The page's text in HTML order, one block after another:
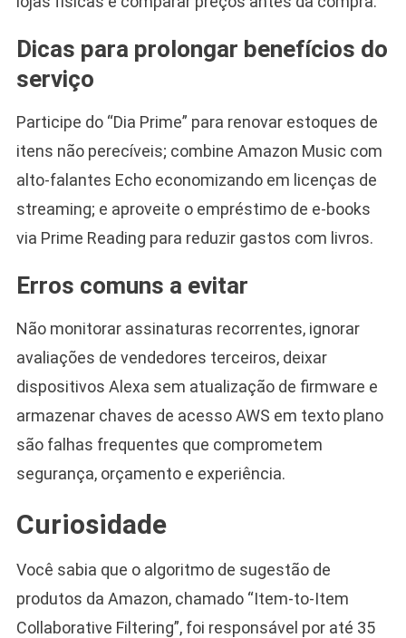
Dicas para prolongar benefícios do
serviço
Participe do “Dia Prime” para renovar estoques de
itens não perecíveis; combine Amazon Music com
alto-falantes Echo economizando em licenças de
streaming; e aproveite o empréstimo de e-books
via Prime Reading para reduzir gastos com livros.
Erros comuns a evitar
Não monitorar assinaturas recorrentes, ignorar
avaliações de vendedores terceiros, deixar
dispositivos Alexa sem atualização de firmware e
armazenar chaves de acesso AWS em texto plano
são falhas frequentes que comprometem
segurança, orçamento e experiência.
Curiosidade
Você sabia que o algoritmo de sugestão de
produtos da Amazon, chamado “Item-to-Item
Collaborative Filtering”, foi responsável por até 35